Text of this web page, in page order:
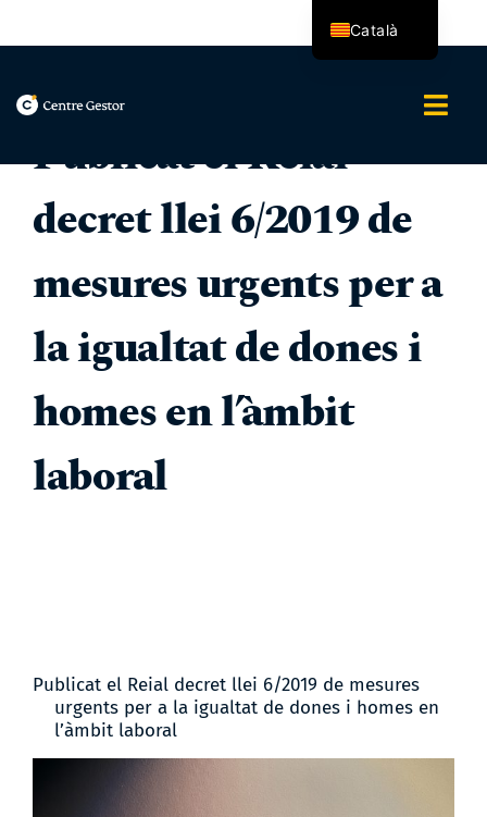
Assessoria Integral
Blog
Contacte
Publicat el Reial
decret llei 6/2019 de
mesures urgents per a
la igualtat de dones i
homes en l’àmbit
laboral
Publicat el Reial decret llei 6/2019 de mesures
urgents per a la igualtat de dones i homes en
l’àmbit laboral
Català
Español